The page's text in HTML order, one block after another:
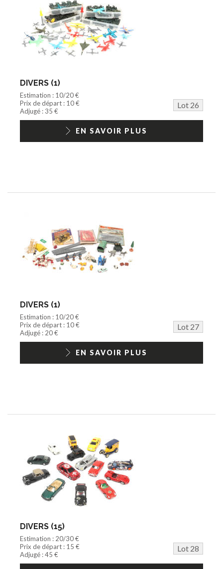
DIVERS (1)
Estimation : 10/20 €
Prix de départ : 10 €
Lot 26
Adjugé : 35 €
EN SAVOIR PLUS
DIVERS (1)
Estimation : 10/20 €
Prix de départ : 10 €
Lot 27
Adjugé : 20 €
EN SAVOIR PLUS
DIVERS (15)
Estimation : 20/30 €
Prix de départ : 15 €
Lot 28
Adjugé : 45 €